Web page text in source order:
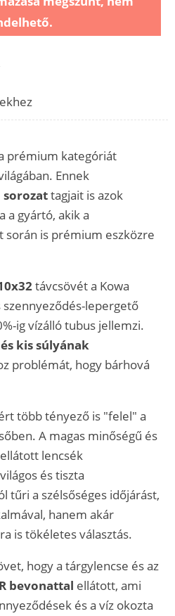
prémium kategóriát
Ennek
sorozattagjait is azok
a gyártó, akik a
során is prémium eszközre
távcsövét a Kowa
szennyeződés-lepergető
ig vízálló tubus jellemzi.
kis súlyának
problémát, hogy bárhová
több tényező is "felel" a
A magas minőségű és
lencsék
és tiszta
tűri a szélsőséges időjárást,
hanem akár
is tökéletes választás.
hogy a tárgylencse és az
bevonattal ellátott, ami
és a víz okozta